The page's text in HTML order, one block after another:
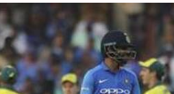
का विराट
09:47 pm